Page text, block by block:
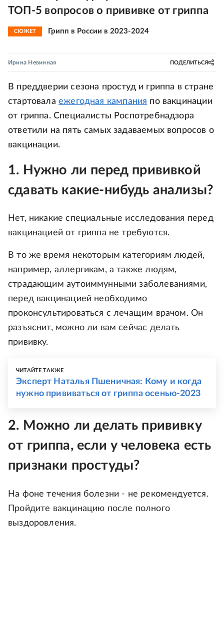
ТОП-5 вопросов о прививке от гриппа
СЮЖЕТ Грипп в России в 2023-2024
Ирина Невинная ПОДЕЛИТЬСЯ
В преддверии сезона простуд и гриппа в стране
стартовала ежегодная кампания по вакцинации
от гриппа. Специалисты Роспотребнадзора
ответили на пять самых задаваемых вопросов о
вакцинации.
1. Нужно ли перед прививкой
сдавать какие-нибудь анализы?
Нет, никакие специальные исследования перед
вакцинацией от гриппа не требуются.
В то же время некоторым категориям людей,
например, аллергикам, а также людям,
страдающим аутоиммунными заболеваниями,
перед вакцинацией необходимо
проконсультироваться с лечащим врачом. Он
разъяснит, можно ли вам сейчас делать
прививку.
ЧИТАЙТЕ ТАКЖЕ
Эксперт Наталья Пшеничная: Кому и когда
нужно прививаться от гриппа осенью-2023
2. Можно ли делать прививку
от гриппа, если у человека есть
признаки простуды?
На фоне течения болезни - не рекомендуется.
Пройдите вакцинацию после полного
выздоровления.